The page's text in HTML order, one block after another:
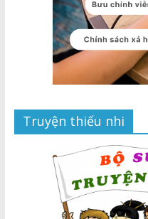
Truyện thiếu nhi